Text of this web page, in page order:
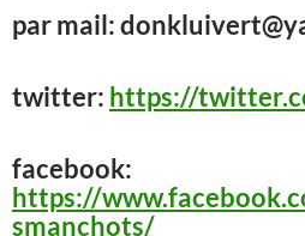
par mail:
twitter: https://
facebook:
https://
smanchots/